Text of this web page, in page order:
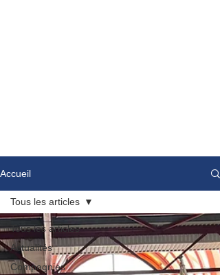
Accueil
Tous les articles
Actualités
Compagnies
Tous les articles